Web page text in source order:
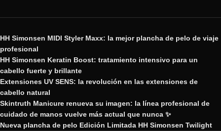
HH Simonsen MIDI Styler Maxx: la mejor plancha de pelo de viaje
profesional
HH Simonsen Keratin Boost: tratamiento intensivo para un
cabello fuerte y brillante
Extensiones UV SENS: la revolución en las extensiones de
cabello natural
Skintruth Manicure renueva su imagen: la línea profesional de
cuidado de manos vuelve más actual que nunca ✨
Nueva plancha de pelo Edición Limitada HH Simonsen Twilight